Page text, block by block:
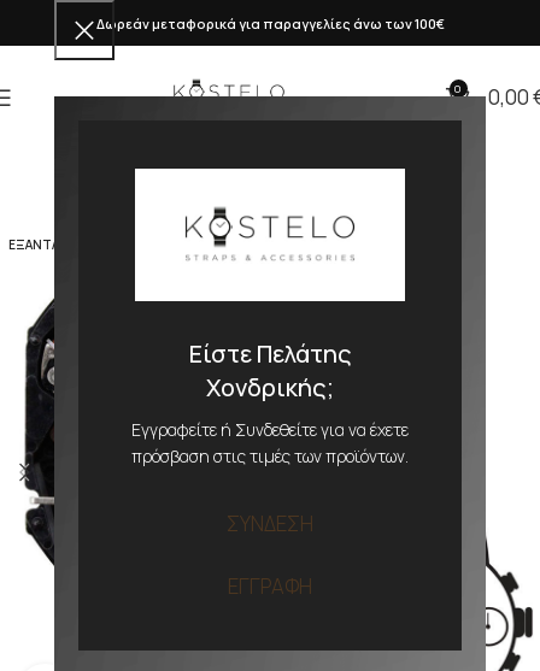
Είστε Πελάτης
Χονδρικής;
Εγγραφείτε ή Συνδεθείτε για να έχετε
πρόσβαση στις τιμές των προϊόντων.
ΣΥΝΔΕΣΗ
ΕΓΓΡΑΦΗ
Δωρεάν μεταφορικά για παραγγελίες άνω των 100€
0 0,00
ΕΞΑΝΤΛΗΜΕΝΟ